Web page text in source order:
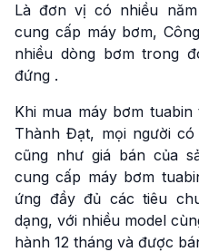
Là đơn vị có nhiều
cung cấp máy bơm,
nhiều dòng bơm trong
đứng .
Khi mua máy bơm
Thành Đạt, mọi người
cũng như giá bán của
cung cấp máy bơm
ứng đầy đủ các tiêu
dạng, với nhiều model
hành 12 tháng và được